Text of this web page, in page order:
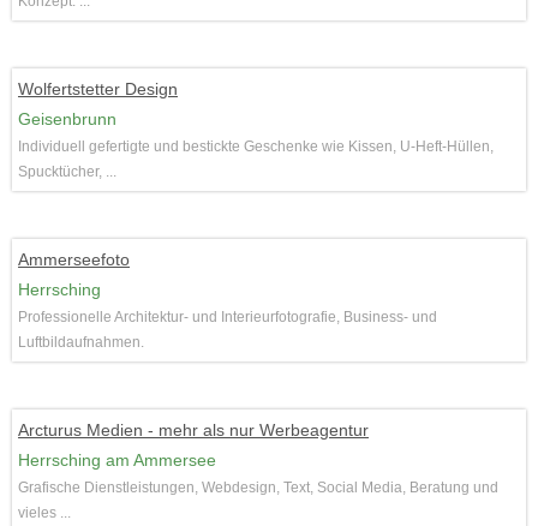
Wolfertstetter Design
Geisenbrunn
Individuell gefertigte und bestickte Geschenke wie Kissen, U-Heft-Hüllen,
Spucktücher, ...
Ammerseefoto
Herrsching
Professionelle Architektur- und Interieurfotografie, Business- und
Luftbildaufnahmen.
Arcturus Medien - mehr als nur Werbeagentur
Herrsching am Ammersee
Grafische Dienstleistungen, Webdesign, Text, Social Media, Beratung und
vieles ...